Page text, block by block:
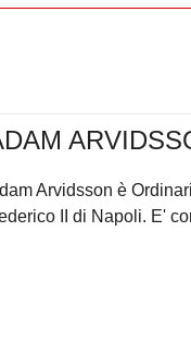
Arvidsson è
II di Napoli. E'